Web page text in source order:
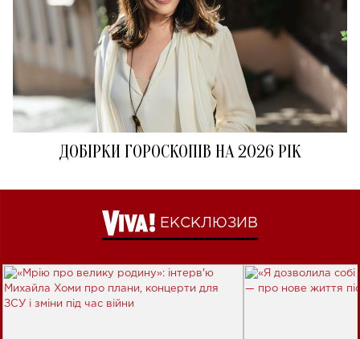
ДОБІРКИ ГОРОСКОПІВ НА 2026 РІК
ЕКСКЛЮЗИВ